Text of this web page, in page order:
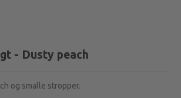
- Dusty peach
og smalle stropper.